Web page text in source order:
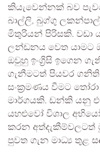
කියැවෙන්නක් බව
බාල්ලි, බුග්ගු
මිතුරියන් පිරිසකි. වඩා
ලන්ඩනය වෙත යාමට
ඔවුහු ඉංග්‍රිසි ඉගෙන
ගැනීමටත් පියවර
සංක්‍රමණය වීමට
මාර්ගයකි. ඩන්කි යනු
යහළුවෝ විශාල
කරන අත්දැකීම්වලටත්
පුවත ගැන මාධ්‍ය තුළ